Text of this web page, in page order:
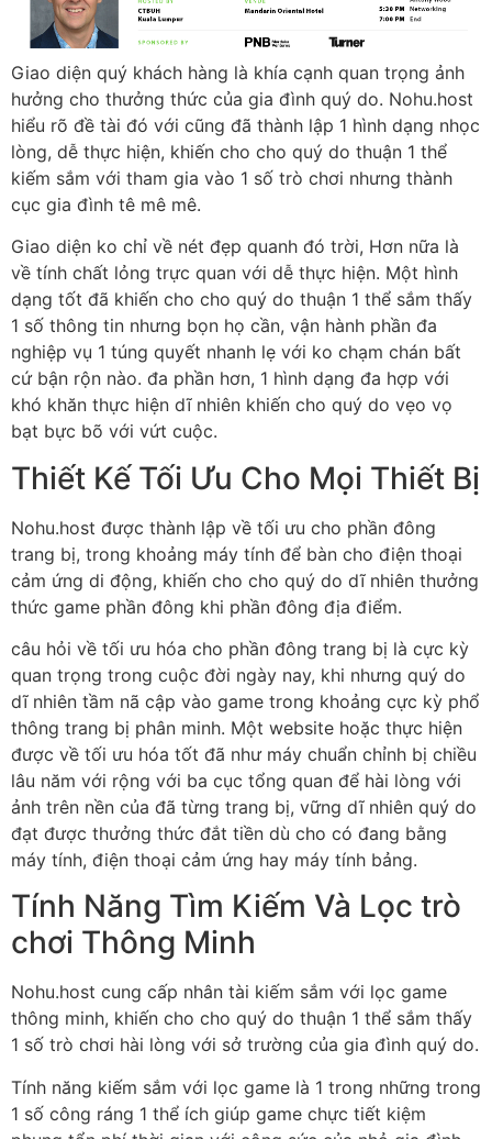
Giao diện quý khách hàng là khía cạnh quan trọng ảnh
hưởng cho thưởng thức của gia đình quý do. Nohu.host
hiểu rõ đề tài đó với cũng đã thành lập 1 hình dạng nhọc
lòng, dễ thực hiện, khiến cho cho quý do thuận 1 thể
kiếm sắm với tham gia vào 1 số trò chơi nhưng thành
cục gia đình tê mê mê.
Giao diện ko chỉ về nét đẹp quanh đó trời, Hơn nữa là
về tính chất lỏng trực quan với dễ thực hiện. Một hình
dạng tốt đã khiến cho cho quý do thuận 1 thể sắm thấy
1 số thông tin nhưng bọn họ cần, vận hành phần đa
nghiệp vụ 1 túng quyết nhanh lẹ với ko chạm chán bất
cứ bận rộn nào. đa phần hơn, 1 hình dạng đa hợp với
khó khăn thực hiện dĩ nhiên khiến cho quý do vẹo vọ
bạt bực bõ với vứt cuộc.
Thiết Kế Tối Ưu Cho Mọi Thiết Bị
Nohu.host được thành lập về tối ưu cho phần đông
trang bị, trong khoảng máy tính để bàn cho điện thoại
cảm ứng di động, khiến cho cho quý do dĩ nhiên thưởng
thức game phần đông khi phần đông địa điểm.
câu hỏi về tối ưu hóa cho phần đông trang bị là cực kỳ
quan trọng trong cuộc đời ngày nay, khi nhưng quý do
dĩ nhiên tầm nã cập vào game trong khoảng cực kỳ phổ
thông trang bị phân minh. Một website hoặc thực hiện
được về tối ưu hóa tốt đã như máy chuẩn chỉnh bị chiều
lâu năm với rộng với ba cục tổng quan để hài lòng với
ảnh trên nền của đã từng trang bị, vững dĩ nhiên quý do
đạt được thưởng thức đắt tiền dù cho có đang bằng
máy tính, điện thoại cảm ứng hay máy tính bảng.
Tính Năng Tìm Kiếm Và Lọc trò
chơi Thông Minh
Nohu.host cung cấp nhân tài kiếm sắm với lọc game
thông minh, khiến cho cho quý do thuận 1 thể sắm thấy
1 số trò chơi hài lòng với sở trường của gia đình quý do.
Tính năng kiếm sắm với lọc game là 1 trong những trong
1 số công ráng 1 thể ích giúp game chực tiết kiệm